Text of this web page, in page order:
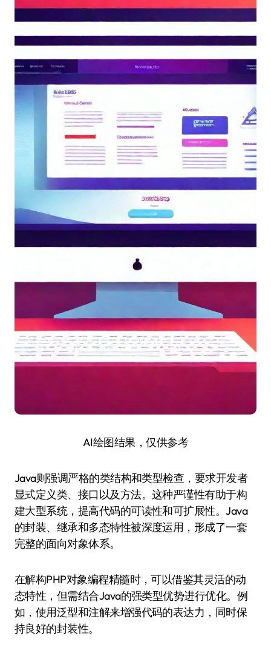
AI绘图结果，仅供参考
Java则强调严格的类结构和类型检查，要求开发者
显式定义类、接口以及方法。这种严谨性有助于构
建大型系统，提高代码的可读性和可扩展性。Java
的封装、继承和多态特性被深度运用，形成了一套
完整的面向对象体系。
在解构PHP对象编程精髓时，可以借鉴其灵活的动
态特性，但需结合Java的强类型优势进行优化。例
如，使用泛型和注解来增强代码的表达力，同时保
持良好的封装性。